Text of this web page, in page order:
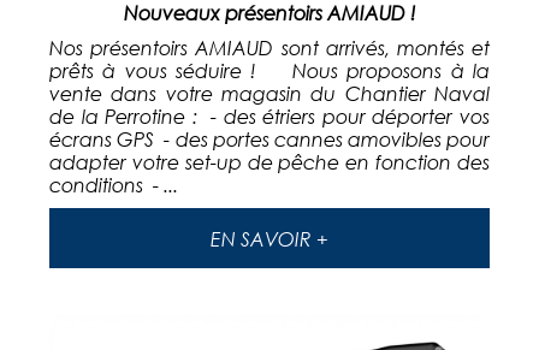
Nouveaux présentoirs AMIAUD !
Nos présentoirs AMIAUD sont arrivés, montés et
prêts à vous séduire ! Nous proposons à la
vente dans votre magasin du Chantier Naval
de la Perrotine : - des étriers pour déporter vos
écrans GPS - des portes cannes amovibles pour
adapter votre set-up de pêche en fonction des
conditions - ...
EN SAVOIR +